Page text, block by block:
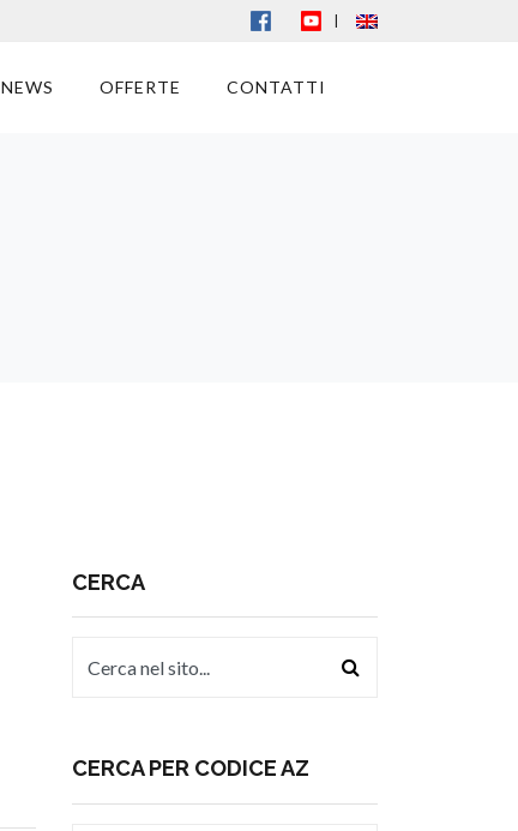
|
NEWS OFFERTE CONTATTI
CERCA
CERCA PER CODICE AZ